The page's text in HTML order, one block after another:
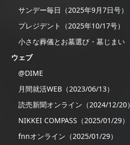
サンデー毎日（2025年9月7日号）
プレジデント（2025年10/17号）
小さな葬儀とお墓選び・墓じまい
ウェブ
@DIME
月間就活WEB（2023/06/13）
読売新聞オンライン（2024/12/20）
NIKKEI COMPASS（2025/01/29）
fnnオンライン（2025/01/29）